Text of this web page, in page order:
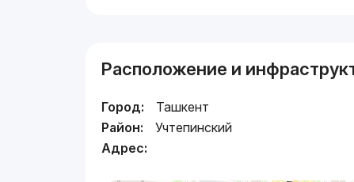
Расположение и
Город:
Ташкент
Район:
Учтепинский
Адрес: